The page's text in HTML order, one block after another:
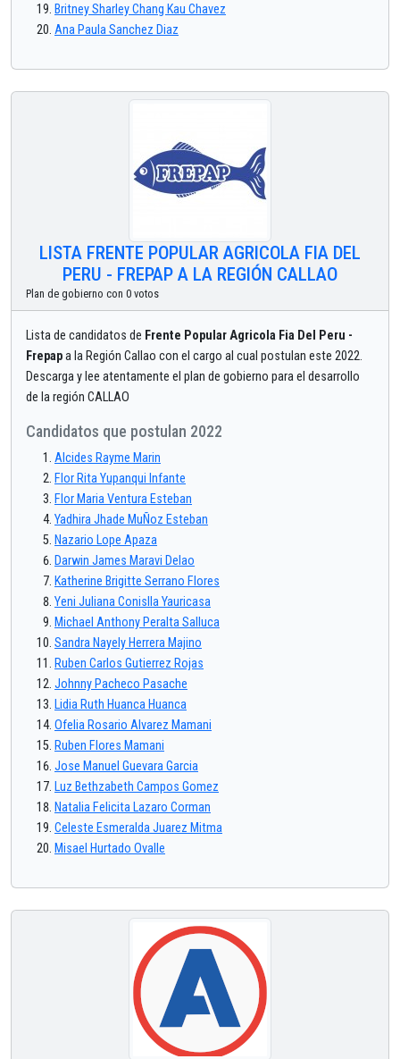
Britney Sharley Chang Kau Chavez
Ana Paula Sanchez Diaz
LISTA FRENTE POPULAR AGRICOLA FIA DEL
PERU - FREPAP A LA REGIÓN CALLAO
Plan de gobierno con 0 votos
Lista de candidatos de Frente Popular Agricola Fia Del Peru -
Frepapa la Región Callao con el cargo al cual postulan este 2022.
Descarga y lee atentamente el plan de gobierno para el desarrollo
de la región CALLAO
Candidatos que postulan 2022
Alcides Rayme Marin
Flor Rita Yupanqui Infante
Flor Maria Ventura Esteban
Yadhira Jhade MuÑoz Esteban
Nazario Lope Apaza
Darwin James Maravi Delao
Katherine Brigitte Serrano Flores
Yeni Juliana Conislla Yauricasa
Michael Anthony Peralta Salluca
Sandra Nayely Herrera Majino
Ruben Carlos Gutierrez Rojas
Johnny Pacheco Pasache
Lidia Ruth Huanca Huanca
Ofelia Rosario Alvarez Mamani
Ruben Flores Mamani
Jose Manuel Guevara Garcia
Luz Bethzabeth Campos Gomez
Natalia Felicita Lazaro Corman
Celeste Esmeralda Juarez Mitma
Misael Hurtado Ovalle